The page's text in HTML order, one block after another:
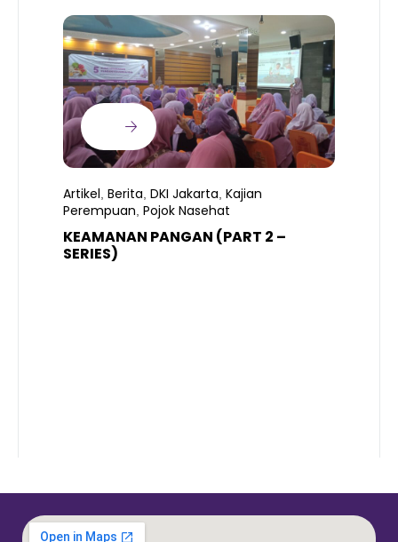
Artikel Berita DKI Jakarta Kajian
Perempuan Pojok Nasehat
KEAMANAN PANGAN (PART 2 –
SERIES)